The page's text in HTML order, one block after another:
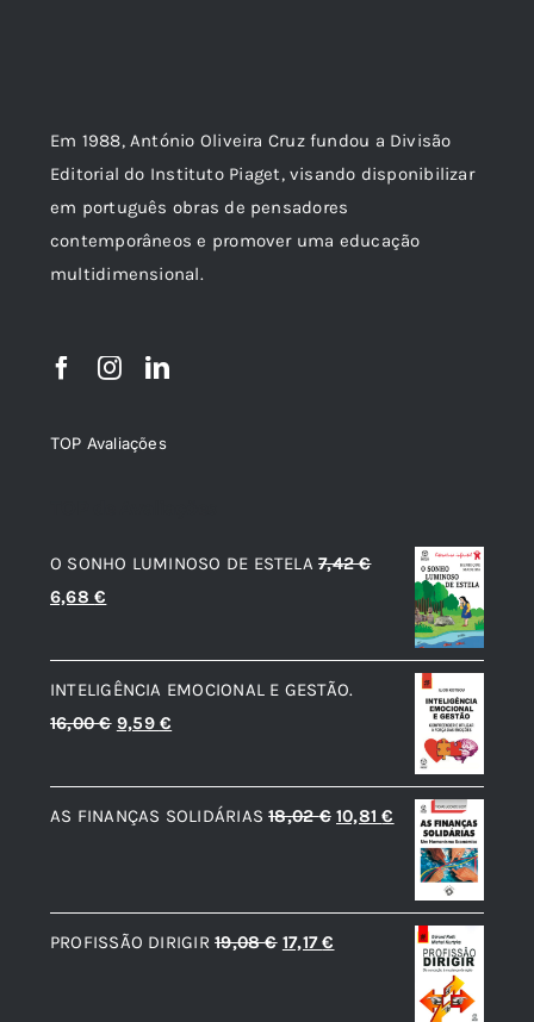
Em 1988, António Oliveira Cruz fundou a Divisão
Editorial do Instituto Piaget, visando disponibilizar
em português obras de pensadores
contemporâneos e promover uma educação
multidimensional.
TOP Avaliações
O SONHO LUMINOSO DE ESTELA 7,42€
O
original
era:
7,42 €.
6,68€
atual
é:
6,68 €.
INTELIGÊNCIA EMOCIONAL E GESTÃO.
16,00€ O
original
era:
9,59 €
atual
é:
AS FINANÇAS SOLIDÁRIAS 18,02€ O
era:
10,81€
preço
atual
é:
10,81 €.
PROFISSÃO DIRIGIR 19,08€ O
17,17€